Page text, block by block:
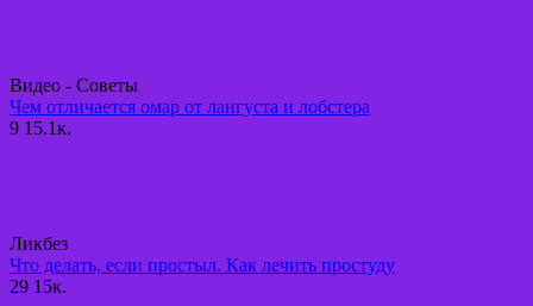
Видео - Советы
Чем отличается омар от лангуста и лобстера
9 15.1к.
Ликбез
Что делать, если простыл. Как лечить простуду
29 15к.